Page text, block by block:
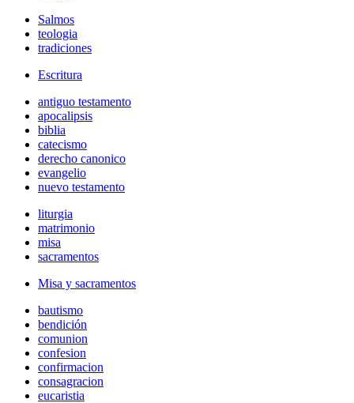
Salmos
teologia
tradiciones
Escritura
antiguo testamento
apocalipsis
biblia
catecismo
derecho canonico
evangelio
nuevo testamento
liturgia
matrimonio
misa
sacramentos
Misa y sacramentos
bautismo
bendición
comunion
confesion
confirmacion
consagracion
eucaristia